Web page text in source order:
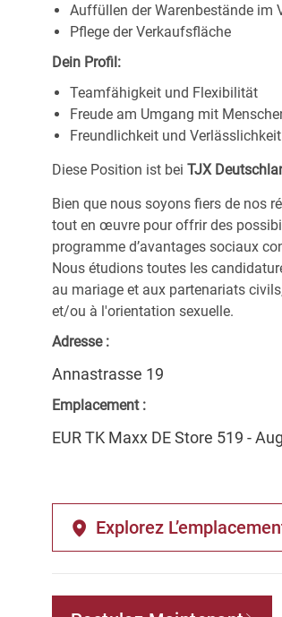
Auffüllen der Warenbestände im
Pflege der Verkaufsfläche
Dein Profil:
Teamfähigkeit und Flexibilität
Freude am Umgang mit
Freundlichkeit und Verlässlichkeit
Diese Position ist bei TJX
Bien que nous soyons fiers de nos
tout en œuvre pour offrir des
programme d’avantages sociaux
Nous étudions toutes les
au mariage et aux partenariats
et/ou à l'orientation sexuelle.
Adresse :
Annastrasse 19
Emplacement :
EUR TK Maxx DE Store 519 -
Explorez